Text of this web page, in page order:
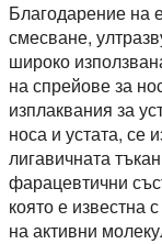
Благодарение на
смесване,
широко
на спрейове за
изплаквания за
носа и устата, се
лигавичната
фарацевтични
която е известна
на активни